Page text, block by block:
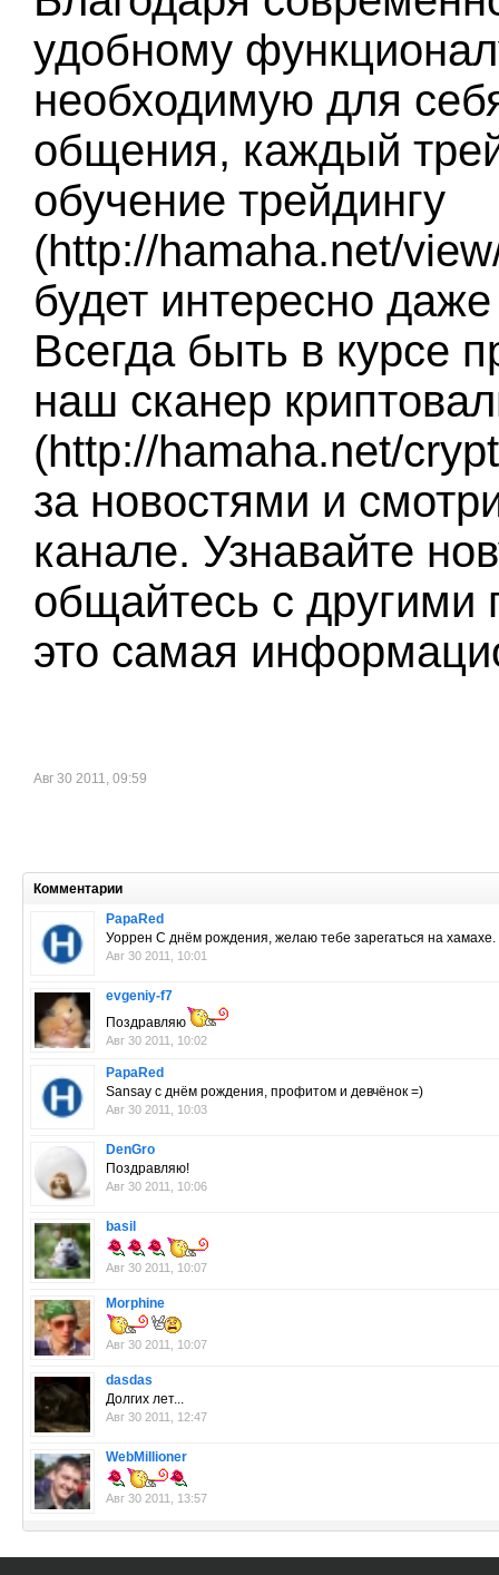
удобному
необходимую для
общения, каждый
обучение трейдингу
(http://hamaha.net/
будет интересно
Всегда быть в курсе
наш сканер
(http://hamaha.net/
за новостями и
канале. Узнавайте
общайтесь с другими
это самая
Авг 30 2011, 09:59
Комментарии
PapaRed
Уоррен С днём рождения, желаю тебе зарегаться на хамахе.
Авг 30 2011, 10:01
evgeniy-f7
Поздравляю
Авг 30 2011, 10:02
PapaRed
Sansay с днём рождения, профитом и девчёнок =)
Авг 30 2011, 10:03
DenGro
Поздравляю!
Авг 30 2011, 10:06
basil
Авг 30 2011, 10:07
Morphine
Авг 30 2011, 10:07
dasdas
Долгих лет...
Авг 30 2011, 12:47
WebMillioner
Авг 30 2011, 13:57